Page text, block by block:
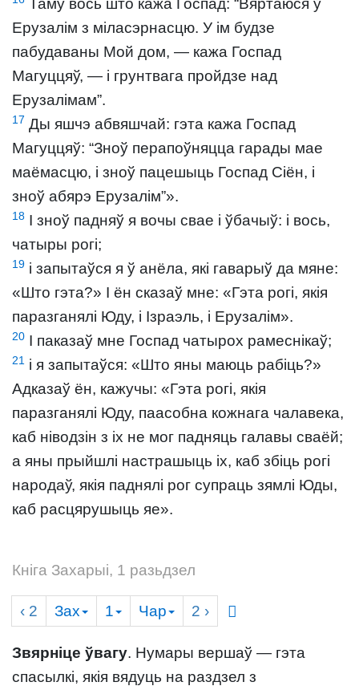
Таму вось што кажа Госпад: “Вяртаюся ў
Ерузалім з міласэрнасцю. У ім будзе
пабудаваны Мой дом, — кажа Госпад
Магуццяў, — і грунтвага пройдзе над
Ерузалімам”.
17 Ды яшчэ абвяшчай: гэта кажа Госпад
Магуццяў: “Зноў перапоўняцца гарады мае
маёмасцю, і зноў пацешыць Госпад Сіён, і
зноў абярэ Ерузалім”».
18 І зноў падняў я вочы свае і ўбачыў: і вось,
чатыры рогі;
19 і запытаўся я ў анёла, які гаварыў да мяне:
«Што гэта?» І ён сказаў мне: «Гэта рогі, якія
паразганялі Юду, і Ізраэль, і Ерузалім».
20 І паказаў мне Госпад чатырох рамеснікаў;
21 і я запытаўся: «Што яны маюць рабіць?»
Адказаў ён, кажучы: «Гэта рогі, якія
паразганялі Юду, паасобна кожнага чалавека,
каб ніводзін з іх не мог падняць галавы сваёй;
а яны прыйшлі настрашыць іх, каб збіць рогі
народаў, якія паднялі рог супраць зямлі Юды,
каб расцярушыць яе».
Кніга Захарыі, 1 разьдзел
‹ 2 Зах 1 Чар 2 ›
Звярніце ўвагу. Нумары вершаў — гэта
спасылкі, якія вядуць на раздзел з